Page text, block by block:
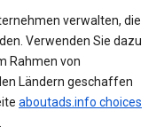
verwalten, die
Verwenden Sie dazu
Rahmen von
Ländern geschaffen
aboutads.info choices
.